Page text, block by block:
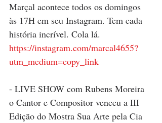
Marçal acontece todos os domingos
às 17H em seu Instagram. Tem cada
história incrível. Cola lá.
https://instagram.com/marcal4655?
utm_medium=copy_link
- LIVE SHOW com Rubens Moreira
o Cantor e Compositor venceu a III
Edição do Mostra Sua Arte pela Cia